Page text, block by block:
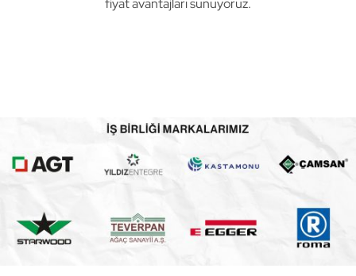
fiyat avantajları sunuyoruz.